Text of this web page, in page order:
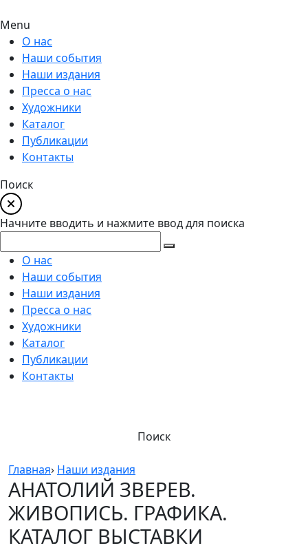
Menu
О нас
Наши события
Наши издания
Пресса о нас
Художники
Каталог
Публикации
Контакты
Поиск
Начните вводить и нажмите ввод для поиска
О нас
Наши события
Наши издания
Пресса о нас
Художники
Каталог
Публикации
Контакты
Поиск
Главная› Наши издания
АНАТОЛИЙ ЗВЕРЕВ.
ЖИВОПИСЬ. ГРАФИКА.
КАТАЛОГ ВЫСТАВКИ